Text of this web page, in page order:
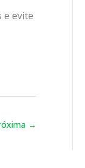
e evite
→